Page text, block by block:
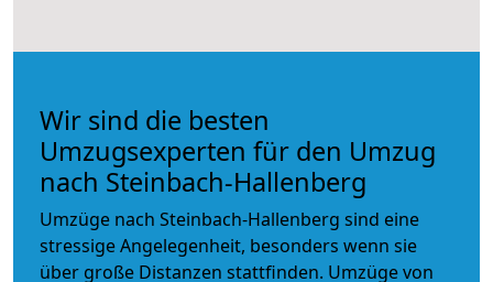
Wir sind die besten
Umzugsexperten für den Umzug
nach Steinbach-Hallenberg
Umzüge nach Steinbach-Hallenberg sind eine
stressige Angelegenheit, besonders wenn sie
über große Distanzen stattfinden. Umzüge von